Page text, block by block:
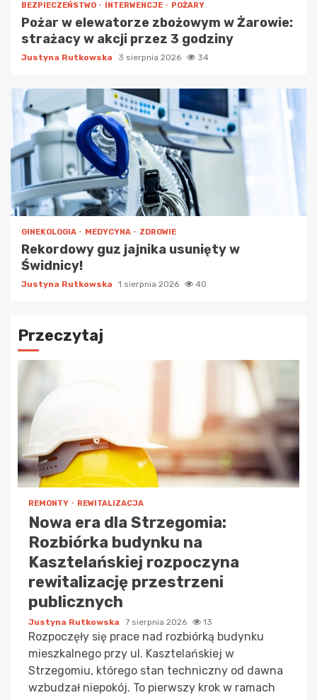
BEZPIECZEŃSTWO INTERWENCJE POŻARY
Pożar w elewatorze zbożowym w Żarowie:
strażacy w akcji przez 3 godziny
Justyna Rutkowska 3 sierpnia 2026 34
GINEKOLOGIA MEDYCYNA ZDROWIE
Rekordowy guz jajnika usunięty w
Świdnicy!
Justyna Rutkowska 1 sierpnia 2026 40
Przeczytaj
REMONTY REWITALIZACJA
Nowa era dla Strzegomia:
Rozbiórka budynku na
Kasztelańskiej rozpoczyna
rewitalizację przestrzeni
publicznych
Justyna Rutkowska 7 sierpnia 2026 13
Rozpoczęły się prace nad rozbiórką budynku
mieszkalnego przy ul. Kasztelańskiej w
Strzegomiu, którego stan techniczny od dawna
wzbudzał niepokój. To pierwszy krok w ramach